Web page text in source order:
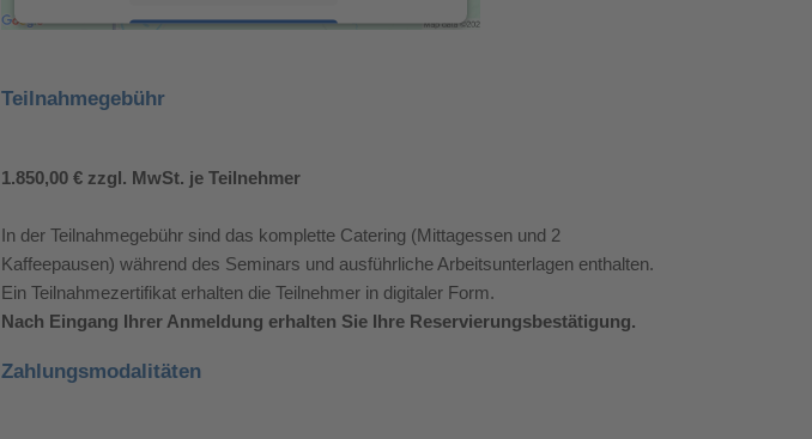
powered by
Teilnahmegebühr
1.850,00 € zzgl. MwSt. je Teilnehmer
In der Teilnahmegebühr sind das komplette Catering (Mittagessen und 2
Kaffeepausen) während des Seminars und ausführliche Arbeitsunterlagen enthalten.
Ein Teilnahmezertifikat erhalten die Teilnehmer in digitaler Form.
Nach Eingang Ihrer Anmeldung erhalten Sie Ihre Reservierungsbestätigung.
Zahlungsmodalitäten